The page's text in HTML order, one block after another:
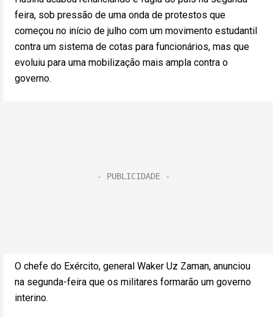
feira, sob pressão de uma onda de protestos que
começou no início de julho com um movimento estudantil
contra um sistema de cotas para funcionários, mas que
evoluiu para uma mobilização mais ampla contra o
governo.
O chefe do Exército, general Waker Uz Zaman, anunciou
na segunda-feira que os militares formarão um governo
interino.